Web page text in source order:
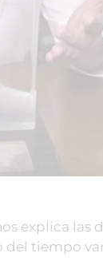
explica las
del tiempo